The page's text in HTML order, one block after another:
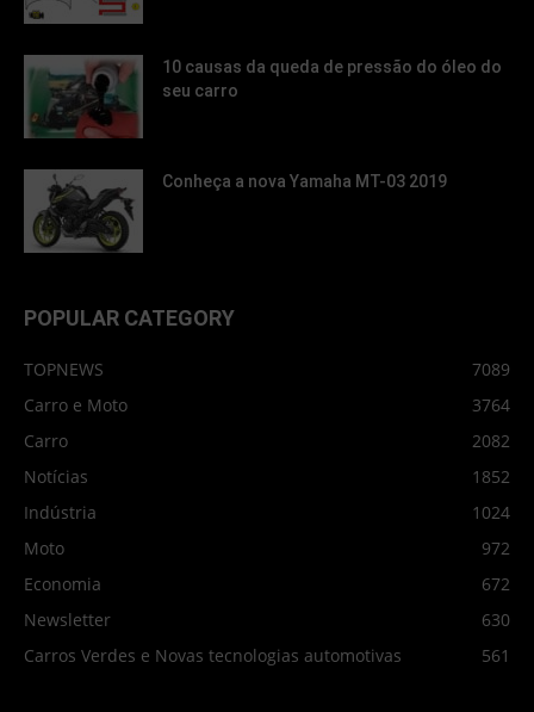
10 causas da queda de pressão do óleo do
seu carro
Conheça a nova Yamaha MT-03 2019
POPULAR CATEGORY
TOPNEWS
7089
Carro e Moto
3764
Carro
2082
Notícias
1852
Indústria
1024
Moto
972
Economia
672
Newsletter
630
Carros Verdes e Novas tecnologias automotivas
561